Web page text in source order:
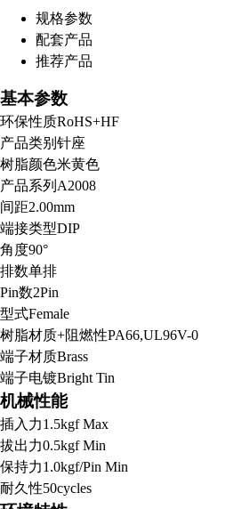
规格参数
配套产品
推荐产品
基本参数
环保性质RoHS+HF
产品类别 针座
树脂颜色米黄色
产品系列 A2008
间距2.00mm
端接类型DIP
角度90°
排数单排
Pin数2Pin
型式Female
树脂材质+阻燃性PA66,UL96V-0
端子材质Brass
端子电镀Bright Tin
机械性能
插入力1.5kgf Max
拔出力0.5kgf Min
保持力1.0kgf/Pin Min
耐久性50cycles